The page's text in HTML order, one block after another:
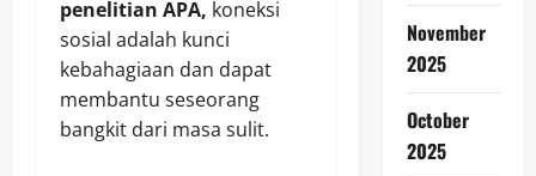
penelitian APA, koneksi
sosial adalah kunci
kebahagiaan dan dapat
membantu seseorang
bangkit dari masa sulit.
November
2025
October
2025